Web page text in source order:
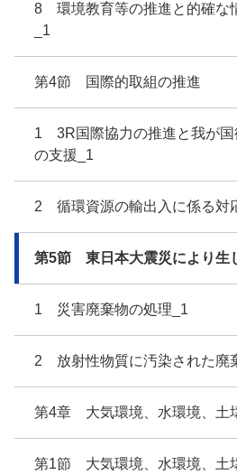
8 環境教育等の推進と的確な
_1
第4節 国際的取組の推進
1 3R国際協力の推進と我が国
の支援_1
2 循環資源の輸出入に係る対
第5節 東日本大震災により生
1 災害廃棄物の処理_1
2 放射性物質に汚染された廃
第4章 大気環境、水環境、土
第1節 大気環境、水環境、土